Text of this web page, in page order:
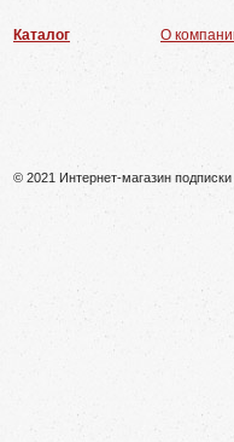
Каталог О
© 2021 Интернет-магазин